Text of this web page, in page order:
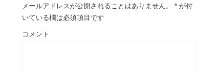
メールアドレスが公開されることはありません。 * が付
いている欄は必須項目です
コメント